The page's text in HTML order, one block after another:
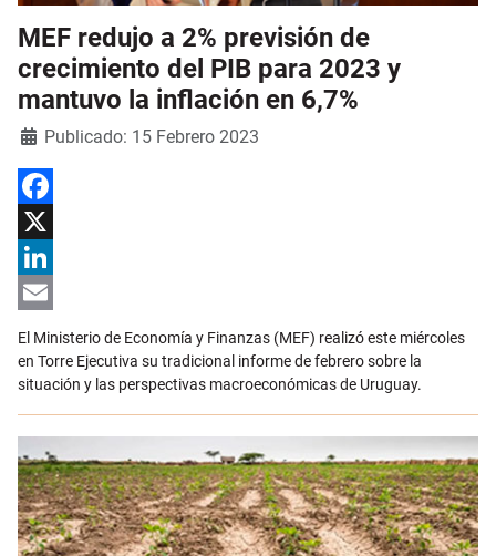
MEF redujo a 2% previsión de
crecimiento del PIB para 2023 y
mantuvo la inflación en 6,7%
Detalles
Publicado: 15 Febrero 2023
Facebook
X
LinkedIn
Email
El Ministerio de Economía y Finanzas (MEF) realizó este miércoles
en Torre Ejecutiva su tradicional informe de febrero sobre la
situación y las perspectivas macroeconómicas de Uruguay.